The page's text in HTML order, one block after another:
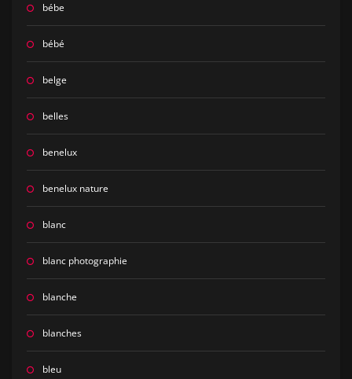
bébe
bébé
belge
belles
benelux
benelux nature
blanc
blanc photographie
blanche
blanches
bleu